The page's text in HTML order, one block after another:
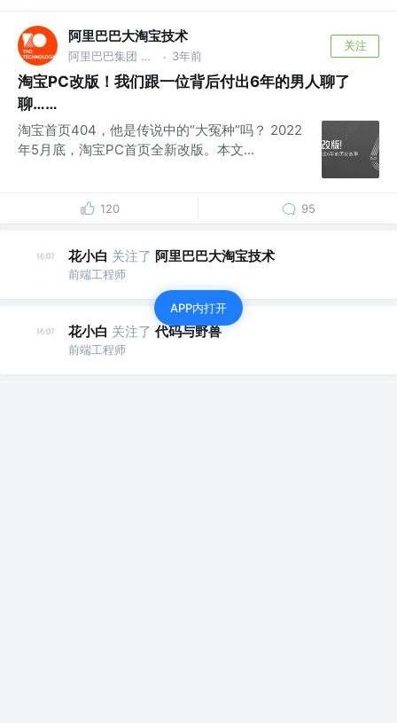
阿里巴巴大淘宝技术
阿里巴巴集团 @大淘宝技术，服务9亿用户，赋能各行业1000万商家，作为核心技术团队保障14次双十一购物狂欢节成功 · 3年前
关注
淘宝PC改版！我们跟一位背后付出6年的男人聊了
聊……
淘宝首页404，他是传说中的“大冤种”吗？ 2022
年5月底，淘宝PC首页全新改版。本文...
120 95
花小白 关注了 阿里巴巴大淘宝技术
前端工程师
花小白 关注了 代码与野兽
前端工程师
APP内打开